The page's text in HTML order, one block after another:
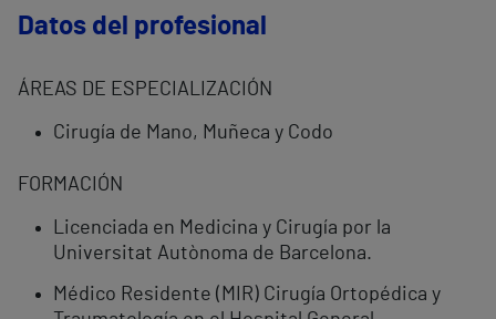
Datos del profesional
ÁREAS DE ESPECIALIZACIÓN
Cirugía de Mano, Muñeca y Codo
FORMACIÓN
Licenciada en Medicina y Cirugía por la
Universitat Autònoma de Barcelona.
Médico Residente (MIR) Cirugía Ortopédica y